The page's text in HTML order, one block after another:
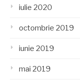
iulie 2020
octombrie 2019
iunie 2019
mai 2019